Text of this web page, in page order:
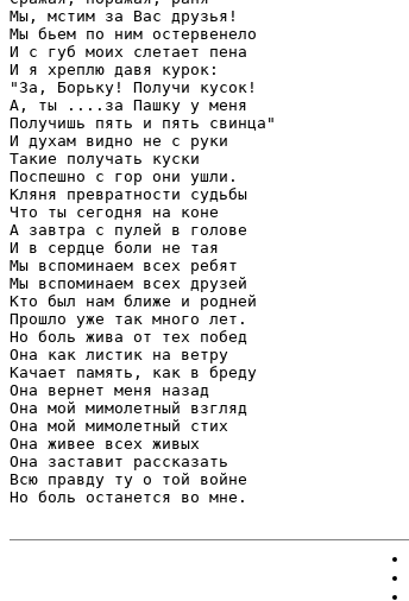
Мы, мстим за Вас друзья!
Мы бьем по ним остервенело
И с губ моих слетает пена
И я хреплю давя курок:
"За, Борьку! Получи кусок!
А, ты ....за Пашку у меня
Получишь пять и пять свинца"
И духам видно не с руки
Такие получать куски
Поспешно с гор они ушли.
Кляня превратности судьбы
Что ты сегодня на коне
А завтра с пулей в голове
И в сердце боли не тая
Мы вспоминаем всех ребят
Мы вспоминаем всех друзей
Кто был нам ближе и родней
Прошло уже так много лет.
Но боль жива от тех побед
Она как листик на ветру
Качает память, как в бреду
Она вернет меня назад
Она мой мимолетный взгляд
Она мой мимолетный стих
Она живее всех живых
Она заставит рассказать
Всю правду ту о той войне
Но боль останется во мне.